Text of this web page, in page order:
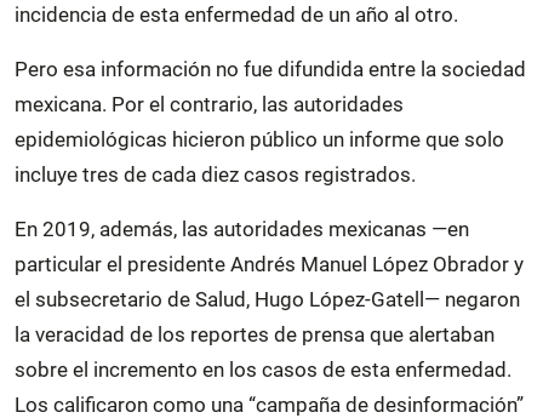
incidencia de esta enfermedad de un año al otro.
Pero esa información no fue difundida entre la sociedad
mexicana. Por el contrario, las autoridades
epidemiológicas hicieron público un informe que solo
incluye tres de cada diez casos registrados.
En 2019, además, las autoridades mexicanas —en
particular el presidente Andrés Manuel López Obrador y
el subsecretario de Salud, Hugo López-Gatell— negaron
la veracidad de los reportes de prensa que alertaban
sobre el incremento en los casos de esta enfermedad.
Los calificaron como una “campaña de desinformación”